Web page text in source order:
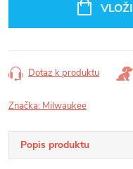
Dotaz k produktu
Značka: Milwaukee
Popis produktu